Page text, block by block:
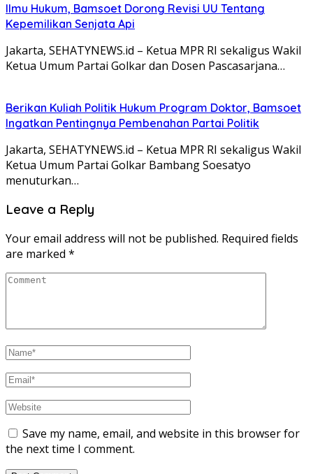
Ilmu Hukum, Bamsoet Dorong Revisi UU Tentang
Kepemilikan Senjata Api
Jakarta, SEHATYNEWS.id – Ketua MPR RI sekaligus Wakil
Ketua Umum Partai Golkar dan Dosen Pascasarjana…
Berikan Kuliah Politik Hukum Program Doktor, Bamsoet
Ingatkan Pentingnya Pembenahan Partai Politik
Jakarta, SEHATYNEWS.id – Ketua MPR RI sekaligus Wakil
Ketua Umum Partai Golkar Bambang Soesatyo
menuturkan…
Leave a Reply
Your email address will not be published. Required fields
are marked *
Save my name, email, and website in this browser for
the next time I comment.